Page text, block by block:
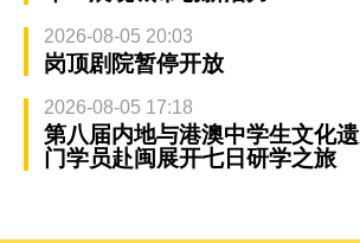
2026-08-05 20:03
岗顶剧院暂停开放
2026-08-05 17:18
第八届内地与港澳中学生文化
门学员赴闽展开七日研学之旅